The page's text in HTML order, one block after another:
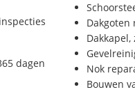
dagen
Dakgoten
Nok
Bouwen